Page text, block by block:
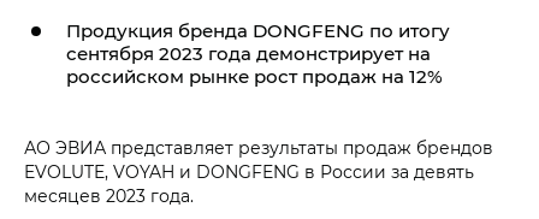
Продукция бренда DONGFENG по итогу
сентября 2023 года демонстрирует на
российском рынке рост продаж на 12%
АО ЭВИА представляет результаты продаж брендов
EVOLUTE, VOYAH и DONGFENG в России за девять
месяцев 2023 года.